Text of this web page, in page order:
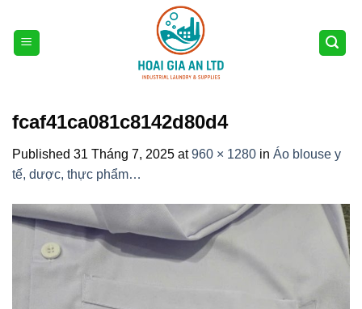
content
fcaf41ca081c8142d80d4
Published 31 Tháng 7, 2025 at960 × 1280 in Áo blouse y
tế, dược, thực phẩm…